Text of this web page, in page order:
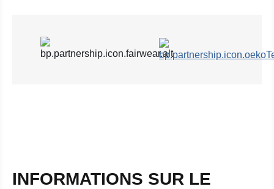
INFORMATIONS SUR LE